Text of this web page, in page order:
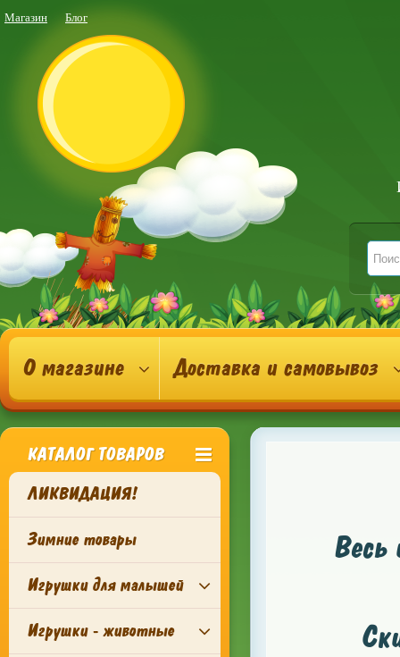
Магазин Блог
О магазине Доставка и самовывоз
КАТАЛОГ ТОВАРОВ
ЛИКВИДАЦИЯ!
Зимние товары
Игрушки для малышей
Игрушки - животные
Весь